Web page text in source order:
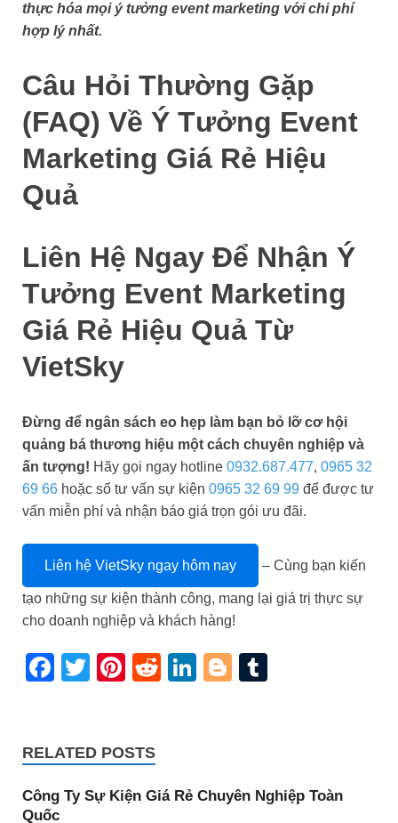
thực hóa mọi ý tưởng event marketing với chi phí
hợp lý nhất.
Câu Hỏi Thường Gặp
(FAQ) Về Ý Tưởng Event
Marketing Giá Rẻ Hiệu
Quả
Liên Hệ Ngay Để Nhận Ý
Tưởng Event Marketing
Giá Rẻ Hiệu Quả Từ
VietSky
Đừng để ngân sách eo hẹp làm bạn bỏ lỡ cơ hội
quảng bá thương hiệu một cách chuyên nghiệp và
ấn tượng! Hãy gọi ngay hotline 0932.687.477, 0965 32
69 66 hoặc số tư vấn sự kiện 0965 32 69 99 để được tư
vấn miễn phí và nhận báo giá trọn gói ưu đãi.
Liên hệ VietSky ngay hôm nay – Cùng bạn kiến
tạo những sự kiện thành công, mang lại giá trị thực sự
cho doanh nghiệp và khách hàng!
Facebook
Twitter
Pinterest
RedditLinkedIn
Blogger
RELATED POSTS
Công Ty Sự Kiện Giá Rẻ Chuyên Nghiệp Toàn
Quốc